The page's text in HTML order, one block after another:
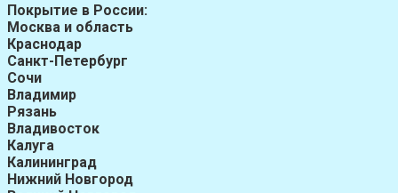
Покрытие в России:
Москва и область
Краснодар
Санкт-Петербург
Сочи
Владимир
Рязань
Владивосток
Калуга
Калининград
Нижний Новгород